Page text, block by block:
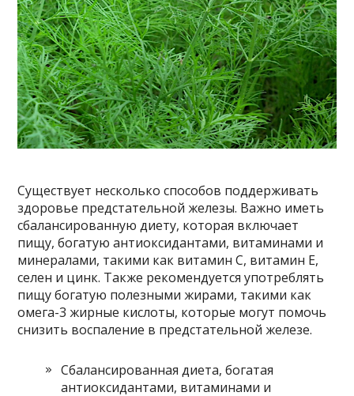
Существует несколько способов поддерживать
здоровье предстательной железы. Важно иметь
сбалансированную диету, которая включает
пищу, богатую антиоксидантами, витаминами и
минералами, такими как витамин С, витамин Е,
селен и цинк. Также рекомендуется употреблять
пищу богатую полезными жирами, такими как
омега-3 жирные кислоты, которые могут помочь
снизить воспаление в предстательной железе.
Сбалансированная диета, богатая
антиоксидантами, витаминами и